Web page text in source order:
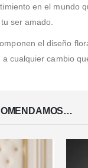
en el mundo
ser amado.
el diseño
cualquier cambio